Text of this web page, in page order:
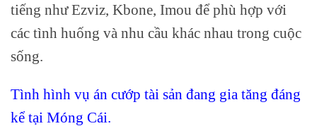
tiếng như Ezviz, Kbone, Imou để phù hợp với
các tình huống và nhu cầu khác nhau trong cuộc
sống.
Tình hình vụ án cướp tài sản đang gia tăng đáng
kể tại Móng Cái.